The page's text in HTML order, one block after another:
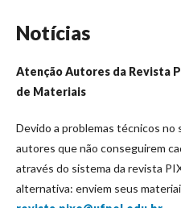
Notícias
Atenção Autores da Revista
de Materiais
Devido a problemas técnicos no
autores que não conseguirem
através do sistema da revista
alternativa: enviem seus